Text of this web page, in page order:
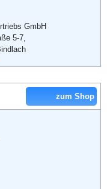
GmbH
5-7,
- 5 30 35 10
zum Shop